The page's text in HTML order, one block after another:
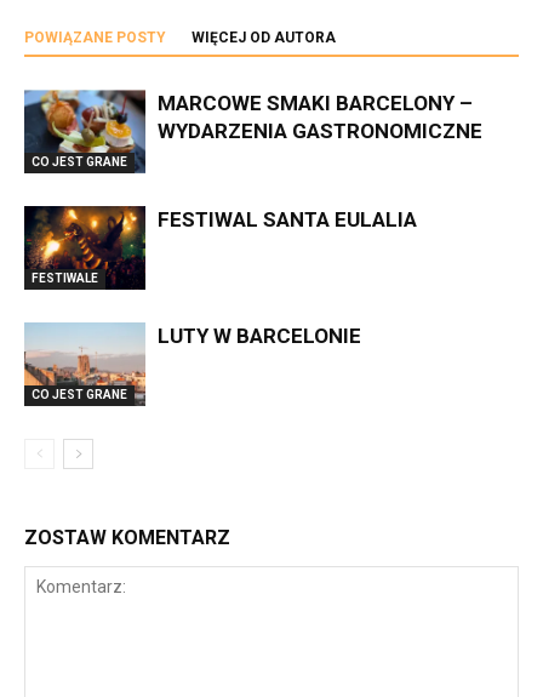
POWIĄZANE POSTY WIĘCEJ OD AUTORA
CO JEST GRANE
MARCOWE SMAKI BARCELONY –
WYDARZENIA GASTRONOMICZNE
FESTIWALE
FESTIWAL SANTA EULALIA
CO JEST GRANE
LUTY W BARCELONIE
ZOSTAW KOMENTARZ